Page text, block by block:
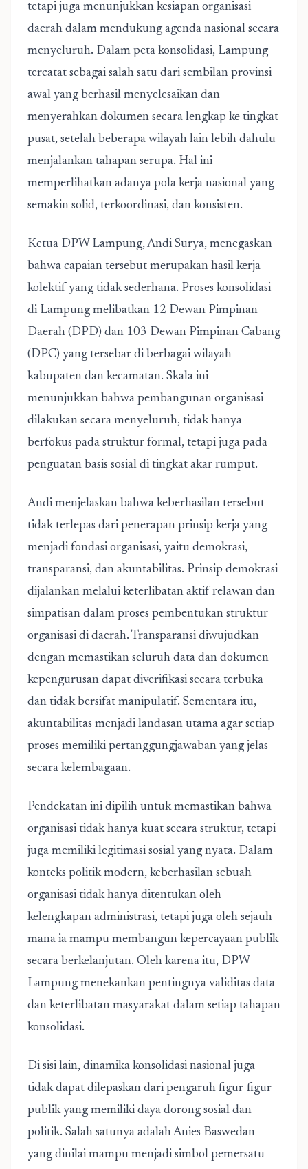
tetapi juga menunjukkan kesiapan organisasi
daerah dalam mendukung agenda nasional secara
menyeluruh. Dalam peta konsolidasi, Lampung
tercatat sebagai salah satu dari sembilan provinsi
awal yang berhasil menyelesaikan dan
menyerahkan dokumen secara lengkap ke tingkat
pusat, setelah beberapa wilayah lain lebih dahulu
menjalankan tahapan serupa. Hal ini
memperlihatkan adanya pola kerja nasional yang
semakin solid, terkoordinasi, dan konsisten.
Ketua DPW Lampung, Andi Surya, menegaskan
bahwa capaian tersebut merupakan hasil kerja
kolektif yang tidak sederhana. Proses konsolidasi
di Lampung melibatkan 12 Dewan Pimpinan
Daerah (DPD) dan 103 Dewan Pimpinan Cabang
(DPC) yang tersebar di berbagai wilayah
kabupaten dan kecamatan. Skala ini
menunjukkan bahwa pembangunan organisasi
dilakukan secara menyeluruh, tidak hanya
berfokus pada struktur formal, tetapi juga pada
penguatan basis sosial di tingkat akar rumput.
Andi menjelaskan bahwa keberhasilan tersebut
tidak terlepas dari penerapan prinsip kerja yang
menjadi fondasi organisasi, yaitu demokrasi,
transparansi, dan akuntabilitas. Prinsip demokrasi
dijalankan melalui keterlibatan aktif relawan dan
simpatisan dalam proses pembentukan struktur
organisasi di daerah. Transparansi diwujudkan
dengan memastikan seluruh data dan dokumen
kepengurusan dapat diverifikasi secara terbuka
dan tidak bersifat manipulatif. Sementara itu,
akuntabilitas menjadi landasan utama agar setiap
proses memiliki pertanggungjawaban yang jelas
secara kelembagaan.
Pendekatan ini dipilih untuk memastikan bahwa
organisasi tidak hanya kuat secara struktur, tetapi
juga memiliki legitimasi sosial yang nyata. Dalam
konteks politik modern, keberhasilan sebuah
organisasi tidak hanya ditentukan oleh
kelengkapan administrasi, tetapi juga oleh sejauh
mana ia mampu membangun kepercayaan publik
secara berkelanjutan. Oleh karena itu, DPW
Lampung menekankan pentingnya validitas data
dan keterlibatan masyarakat dalam setiap tahapan
konsolidasi.
Di sisi lain, dinamika konsolidasi nasional juga
tidak dapat dilepaskan dari pengaruh figur-figur
publik yang memiliki daya dorong sosial dan
politik. Salah satunya adalah Anies Baswedan
yang dinilai mampu menjadi simbol pemersatu